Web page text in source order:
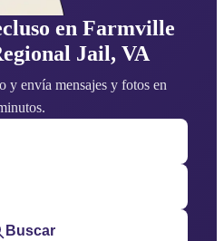
en Farmville
Jail, VA
y envía mensajes y fotos en
Buscar